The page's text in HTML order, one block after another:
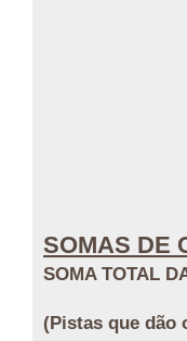
SOMAS DE
SOMA TOTAL
(Pistas que dão